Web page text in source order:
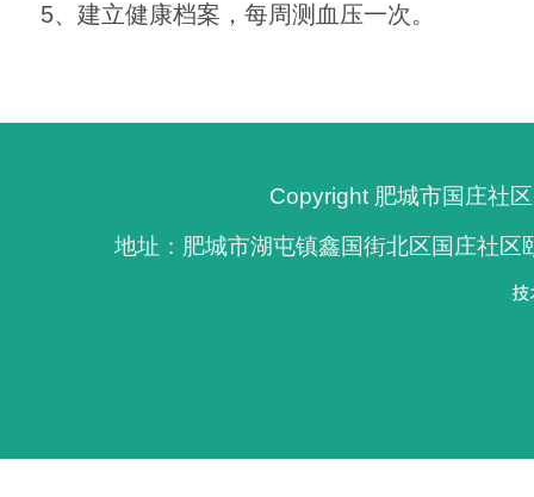
5、建立健康档案，每周测血压一次。
Copyright 肥城市国庄社
地址：肥城市湖屯镇鑫国街北区国庄社